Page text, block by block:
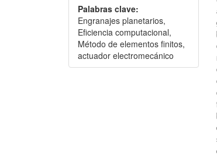
Palabras clave:
Engranajes planetarios,
Eficiencia computacional,
Método de elementos finitos,
actuador electromecánico